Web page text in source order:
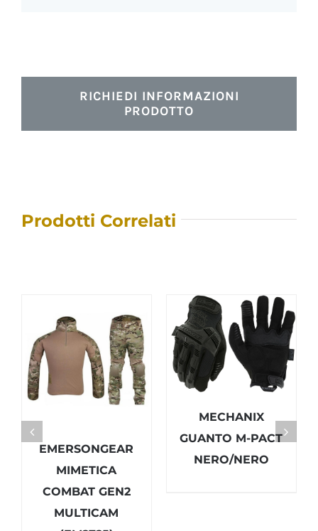
RICHIEDI INFORMAZIONI
PRODOTTO
Prodotti Correlati
EMERSONGEAR
MIMETICA
COMBAT GEN2
MULTICAM
MECHANIX
GUANTO M-PACT
NERO/NERO